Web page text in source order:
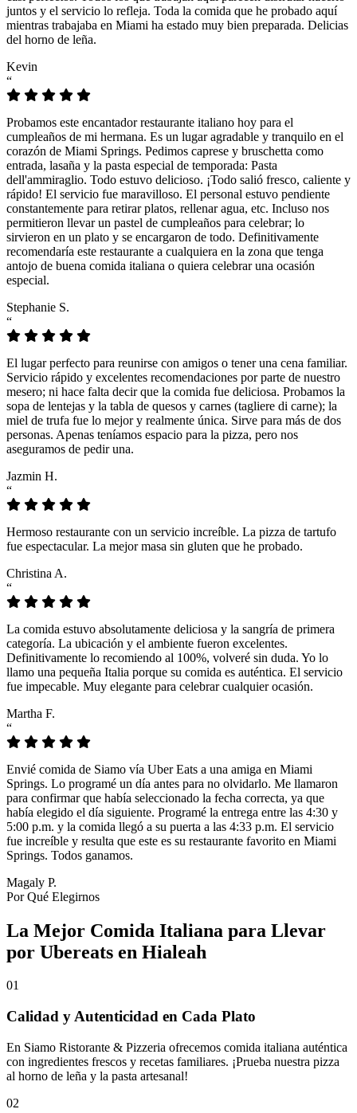
juntos y el servicio lo refleja. Toda la comida que he probado aquí
mientras trabajaba en Miami ha estado muy bien preparada. Delicias
del horno de leña.
Kevin
“
Probamos este encantador restaurante italiano hoy para el
cumpleaños de mi hermana. Es un lugar agradable y tranquilo en el
corazón de Miami Springs. Pedimos caprese y bruschetta como
entrada, lasaña y la pasta especial de temporada: Pasta
dell'ammiraglio. Todo estuvo delicioso. ¡Todo salió fresco, caliente y
rápido! El servicio fue maravilloso. El personal estuvo pendiente
constantemente para retirar platos, rellenar agua, etc. Incluso nos
permitieron llevar un pastel de cumpleaños para celebrar; lo
sirvieron en un plato y se encargaron de todo. Definitivamente
recomendaría este restaurante a cualquiera en la zona que tenga
antojo de buena comida italiana o quiera celebrar una ocasión
especial.
Stephanie S.
“
El lugar perfecto para reunirse con amigos o tener una cena familiar.
Servicio rápido y excelentes recomendaciones por parte de nuestro
mesero; ni hace falta decir que la comida fue deliciosa. Probamos la
sopa de lentejas y la tabla de quesos y carnes (tagliere di carne); la
miel de trufa fue lo mejor y realmente única. Sirve para más de dos
personas. Apenas teníamos espacio para la pizza, pero nos
aseguramos de pedir una.
Jazmin H.
“
Hermoso restaurante con un servicio increíble. La pizza de tartufo
fue espectacular. La mejor masa sin gluten que he probado.
Christina A.
“
La comida estuvo absolutamente deliciosa y la sangría de primera
categoría. La ubicación y el ambiente fueron excelentes.
Definitivamente lo recomiendo al 100%, volveré sin duda. Yo lo
llamo una pequeña Italia porque su comida es auténtica. El servicio
fue impecable. Muy elegante para celebrar cualquier ocasión.
Martha F.
“
Envié comida de Siamo vía Uber Eats a una amiga en Miami
Springs. Lo programé un día antes para no olvidarlo. Me llamaron
para confirmar que había seleccionado la fecha correcta, ya que
había elegido el día siguiente. Programé la entrega entre las 4:30 y
5:00 p.m. y la comida llegó a su puerta a las 4:33 p.m. El servicio
fue increíble y resulta que este es su restaurante favorito en Miami
Springs. Todos ganamos.
Magaly P.
Por Qué Elegirnos
La Mejor Comida Italiana para Llevar
por Ubereats en Hialeah
01
Calidad y Autenticidad en Cada Plato
En Siamo Ristorante & Pizzeria ofrecemos comida italiana auténtica
con ingredientes frescos y recetas familiares. ¡Prueba nuestra pizza
al horno de leña y la pasta artesanal!
02